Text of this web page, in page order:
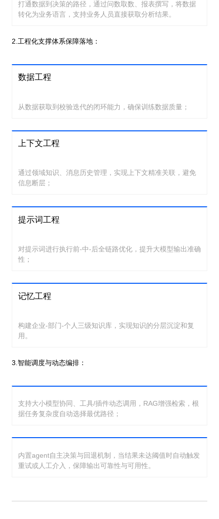
打通数据到决策的路径，通过问数取数、报表撰写，将数据
转化为业务语言，支持业务人员直接获取分析结果。
2.工程化支撑体系保障落地：
数据工程
从数据获取到校验迭代的闭环能力，确保训练数据质量；
上下文工程
通过领域知识、消息历史管理，实现上下文精准关联，避免
信息断层；
提示词工程
对提示词进行执行前-中-后全链路优化，提升大模型输出准确
性；
记忆工程
构建企业-部门-个人三级知识库，实现知识的分层沉淀和复
用。
3.智能调度与动态编排：
支持大小模型协同、工具/插件动态调用，RAG增强检索，根
据任务复杂度自动选择最优路径；
内置agent自主决策与回退机制，当结果未达阈值时自动触发
重试或人工介入，保障输出可靠性与可用性。